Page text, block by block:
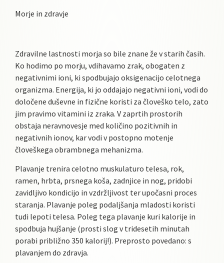
Morje in zdravje
Zdravilne lastnosti morja so bile znane že v starih časih.
Ko hodimo po morju, vdihavamo zrak, obogaten z
negativnimi ioni, ki spodbujajo oksigenacijo celotnega
organizma. Energija, ki jo oddajajo negativni ioni, vodi do
določene duševne in fizične koristi za človeško telo, zato
jim pravimo vitamini iz zraka. V zaprtih prostorih
obstaja neravnovesje med količino pozitivnih in
negativnih ionov, kar vodi v postopno motenje
človeškega obrambnega mehanizma.
Plavanje trenira celotno muskulaturo telesa, rok,
ramen, hrbta, prsnega koša, zadnjice in nog, pridobi
zavidljivo kondicijo in vzdržljivost ter upočasni proces
staranja. Plavanje poleg podaljšanja mladosti koristi
tudi lepoti telesa. Poleg tega plavanje kuri kalorije in
spodbuja hujšanje (prosti slog v tridesetih minutah
porabi približno 350 kalorij!). Preprosto povedano: s
plavanjem do zdravja.